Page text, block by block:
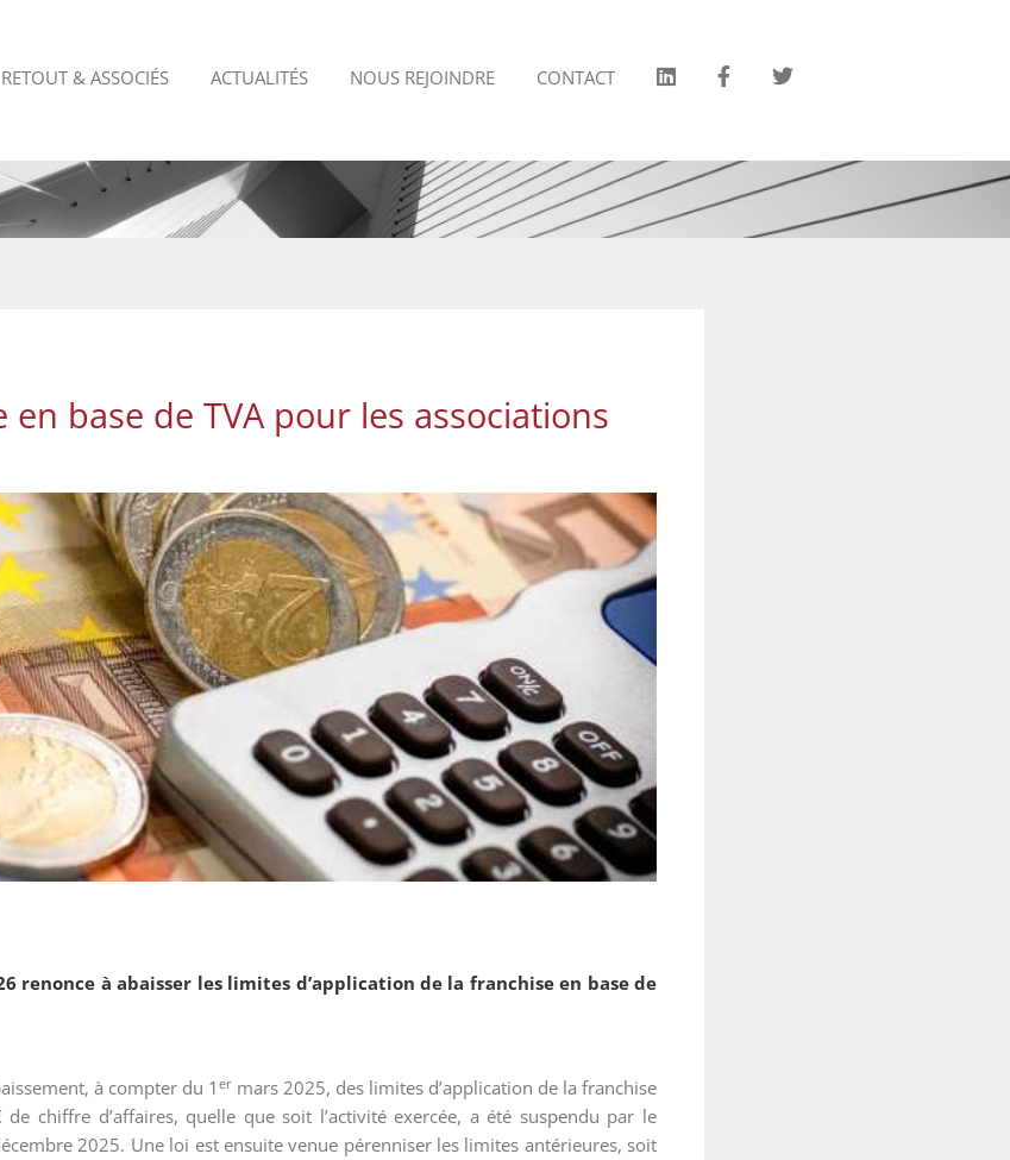
RETOUT & ASSOCIÉS ACTUALITÉS NOUS REJOINDRE CONTACT
en base de TVA pour les associations
renonce à abaisser les limites d’application de la franchise en base de
à compter du 1 er mars 2025, des limites d’application de la franchise
chiffre d’affaires, quelle que soit l’activité exercée, a été suspendu par le
2025. Une loi est ensuite venue pérenniser les limites antérieures, soit